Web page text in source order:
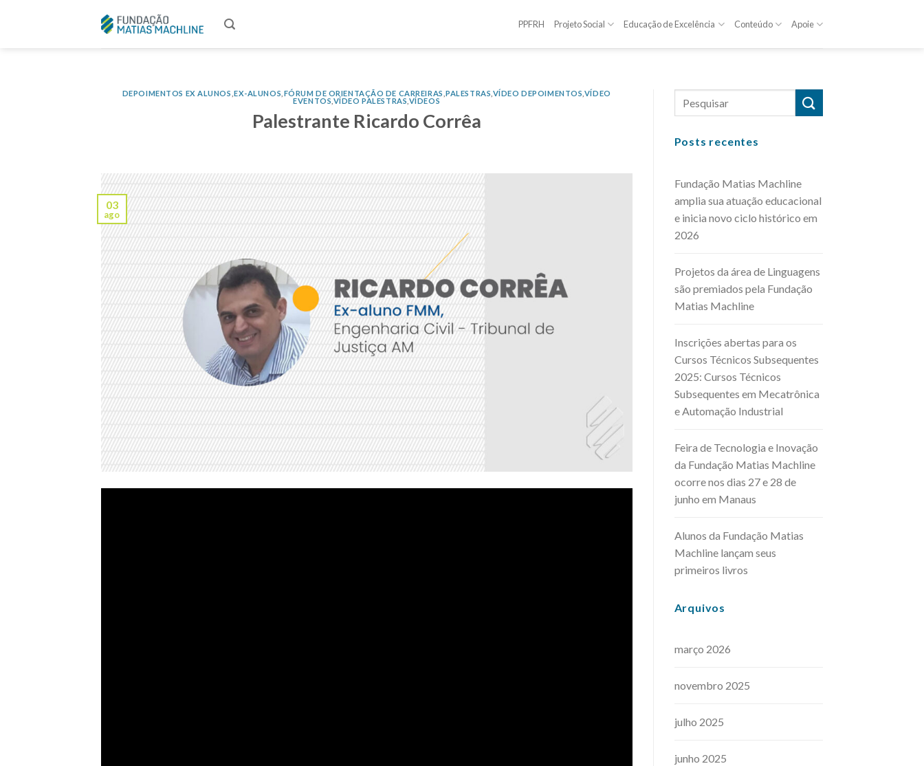
PPFRH Projeto Social Educação de Excelência Conteúdo Apoie
DEPOIMENTOS EX ALUNOS ,EX-ALUNOS FÓRUM DE ORIENTAÇÃO DE CARREIRAS ,PALESTRAS VÍDEO DEPOIMENTOS VÍDEO
EVENTOS VÍDEO PALESTRAS VÍDEOS
Palestrante Ricardo Corrêa
03
ago
Posts recentes
Fundação Matias Machline
amplia sua atuação educacional
e inicia novo ciclo histórico em
2026
Projetos da área de Linguagens
são premiados pela Fundação
Matias Machline
Inscrições abertas para os
Cursos Técnicos Subsequentes
2025: Cursos Técnicos
Subsequentes em Mecatrônica
e Automação Industrial
Feira de Tecnologia e Inovação
da Fundação Matias Machline
ocorre nos dias 27 e 28 de
junho em Manaus
Alunos da Fundação Matias
Machline lançam seus
primeiros livros
Arquivos
março 2026
novembro 2025
julho 2025
junho 2025